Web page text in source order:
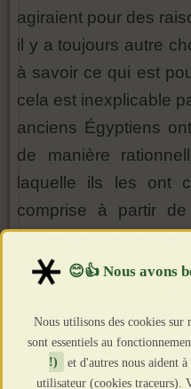
agiraient pour des
il y a toujours autre
à savoir ce qui est
cela est inexplicable
anciens Égyptiens
de manière
laquelle ils les ont
comprise à partir
chose primordiale
aient voulu quelque
leur nature, de leur
Nous utilisons des cookies sur
sont essentiels au
!)
et d'autres nous aident
utilisateur (cookies traceurs).